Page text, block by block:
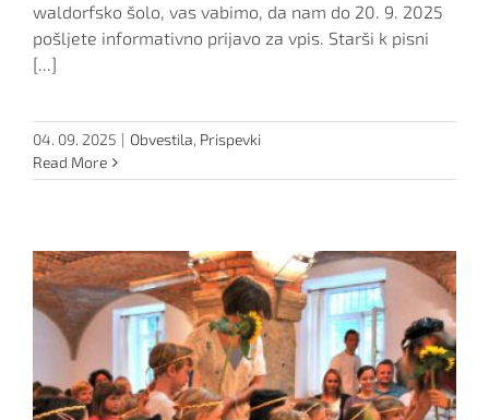
waldorfsko šolo, vas vabimo, da nam do 20. 9. 2025
pošljete informativno prijavo za vpis. Starši k pisni
[...]
04. 09. 2025 | Obvestila, Prispevki
Read More